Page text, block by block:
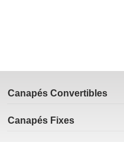
Canapés Convertibles
Canapés Fixes